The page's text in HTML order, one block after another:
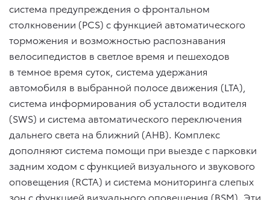
система предупреждения о фронтальном
столкновении (PCS) с функцией автоматического
торможения и возможностью распознавания
велосипедистов в светлое время и пешеходов
в темное время суток, система удержания
автомобиля в выбранной полосе движения (LTA),
система информирования об усталости водителя
(SWS) и система автоматического переключения
дальнего света на ближний (AHB). Комплекс
дополняют система помощи при выезде с парковки
задним ходом с функцией визуального и звукового
оповещения (RCTA) и система мониторинга слепых
зон с функцией визуального оповещения (BSM). Эти